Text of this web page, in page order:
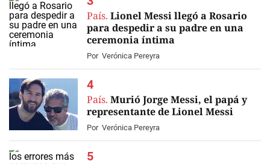
País. Lionel Messi llegó a Rosario
para despedir a su padre en una
ceremonia íntima
Por Verónica Pereyra
País. Murió Jorge Messi, el papá y
representante de Lionel Messi
Por Verónica Pereyra